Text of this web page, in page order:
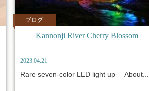
ブログ
Kannonji River Cherry Blossom
2023.04.21
Rare seven-color LED light up About...